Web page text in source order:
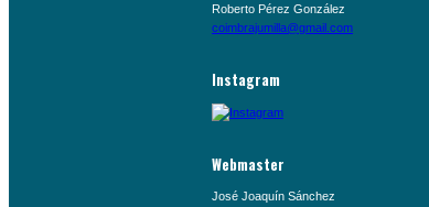
Roberto Pérez González
coimbrajumilla@gmail.com
Instagram
Webmaster
José Joaquín Sánchez